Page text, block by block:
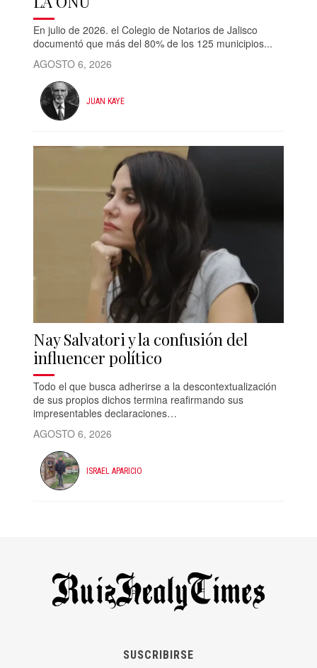
En julio de 2026. el Colegio de Notarios de Jalisco
documentó que más del 80% de los 125 municipios...
AGOSTO 6, 2026
JUAN KAYE
Nay Salvatori y la confusión del
influencer político
Todo el que busca adherirse a la descontextualización
de sus propios dichos termina reafirmando sus
impresentables declaraciones…
AGOSTO 6, 2026
ISRAEL APARICIO
SUSCRIBIRSE